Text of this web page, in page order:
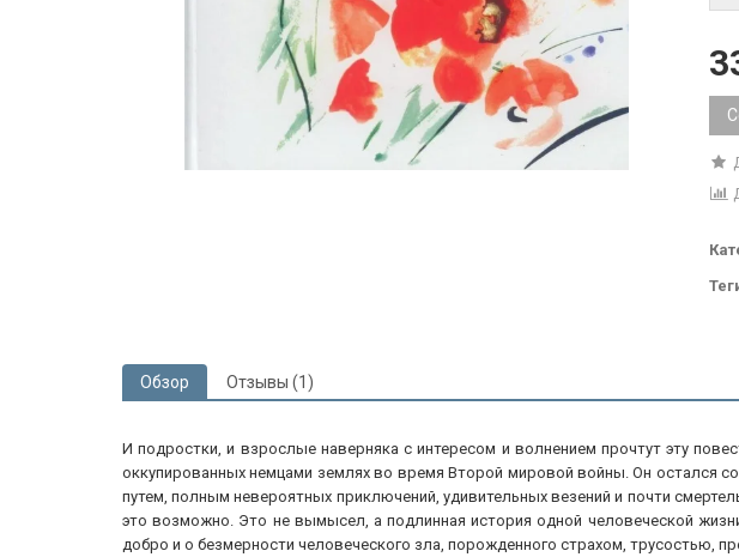
Обзор Отзывы (1)
И подростки, и взрослые наверняка с интересом и волнением прочтут эту
оккупированных немцами землях во время Второй мировой войны. Он остался
путем, полным невероятных приключений, удивительных везений и почти
это возможно. Это не вымысел, а подлинная история одной человеческой
добро и о безмерности человеческого зла, порожденного страхом, трусостью,